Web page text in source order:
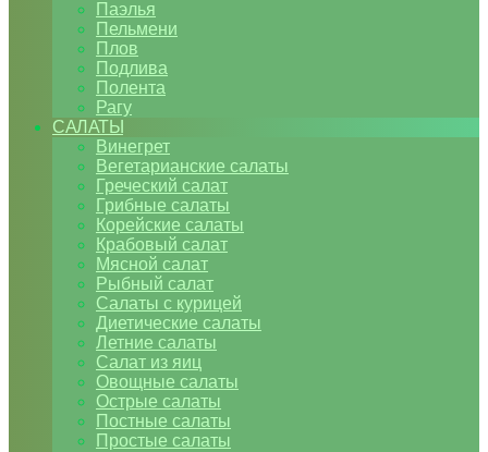
Паэлья
Пельмени
Плов
Подлива
Полента
Рагу
САЛАТЫ
Винегрет
Вегетарианские салаты
Греческий салат
Грибные салаты
Корейские салаты
Крабовый салат
Мясной салат
Рыбный салат
Салаты с курицей
Диетические салаты
Летние салаты
Салат из яиц
Овощные салаты
Острые салаты
Постные салаты
Простые салаты